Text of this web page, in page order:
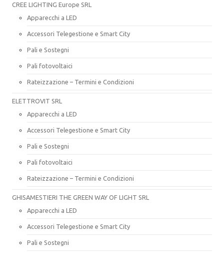
CREE LIGHTING Europe SRL
Apparecchi a LED
Accessori Telegestione e Smart City
Pali e Sostegni
Pali fotovoltaici
Rateizzazione – Termini e Condizioni
ELETTROVIT SRL
Apparecchi a LED
Accessori Telegestione e Smart City
Pali e Sostegni
Pali fotovoltaici
Rateizzazione – Termini e Condizioni
GHISAMESTIERI THE GREEN WAY OF LIGHT SRL
Apparecchi a LED
Accessori Telegestione e Smart City
Pali e Sostegni